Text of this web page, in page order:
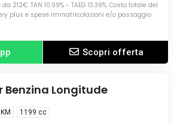
212€. TAN 10.99% - TAEG 13.36%. Costo totale del
plus e spese immatricolazioni e/o passaggio
Scopri offerta
Benzina Longitude
1199 cc